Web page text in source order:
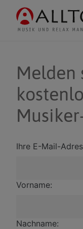
Melden
Ihre E-Mail-
Vorname:
Nachname: